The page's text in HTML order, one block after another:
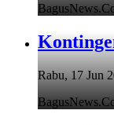
Rabu, 17 Jun